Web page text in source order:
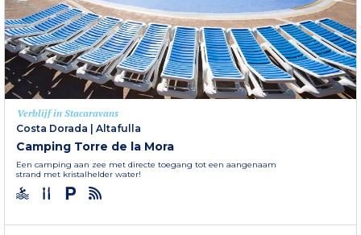
Verblijf in Stacaravans
Costa Dorada | Altafulla
Camping Torre de la Mora
Een camping aan zee met directe toegang tot een aangenaam
strand met kristalhelder water!